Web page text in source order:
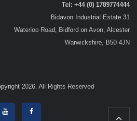
Tel: +44 (0) 1789774444
31 Bidavon Industrial Estate
Waterloo Road, Bidford on Avon, Alcester
Warwickshire, B50 4JN
2026. All Rights Reserved.